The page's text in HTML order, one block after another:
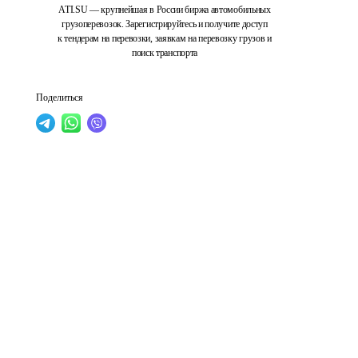
ATI.SU — крупнейшая в России биржа автомобильных
грузоперевозок. Зарегистрируйтесь и получите доступ
к тендерам на перевозки, заявкам на перевозку грузов и
поиск транспорта
Поделиться